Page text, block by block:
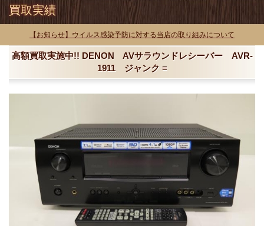
買取実績
【お知らせ】ウイルス感染予防に対する当店の取り組みについて
高額買取実施中!! DENON AVサラウンドレシーバー AVR-
1911 ジャンク ≡